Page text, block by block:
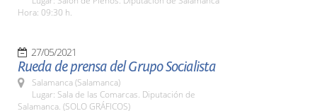
Hora: 09:30 h.
27/05/2021
Rueda de prensa del Grupo Socialista
Salamanca (Salamanca)
Lugar: Sala de las Comarcas. Diputación de
Salamanca. (SOLO GRÁFICOS)